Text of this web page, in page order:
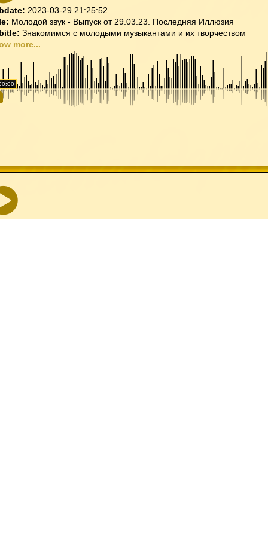
2023-03-29 21:25:52
Молодой звук - Выпуск от 29.03.23. Последняя Иллюзия
Знакомимся с молодыми музыкантами и их творчеством
more...
2023-03-29 12:23:59